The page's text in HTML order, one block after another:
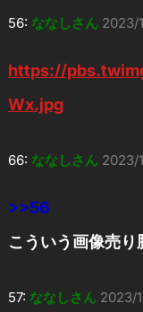
56: ななしさん 2023/
https://
Wx.jpg
66: ななしさん 2023/
>>56
こういう画像売
57: ななしさん 2023/